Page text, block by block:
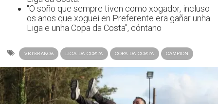
"O soño que sempre tiven como xogador, incluso
os anos que xoguei en Preferente era gañar unha
Liga e unha Copa da Costa", cóntano
VETERANOS LIGA DA COSTA COPA DA COSTA CAMPION